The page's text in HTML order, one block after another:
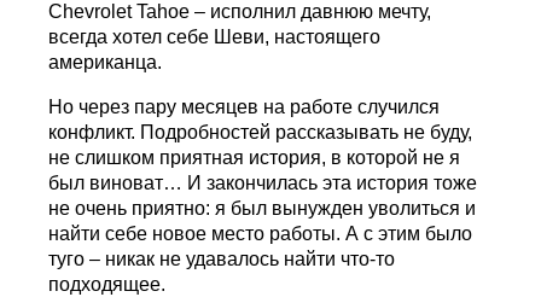
Chevrolet Tahoe – исполнил давнюю мечту,
всегда хотел себе Шеви, настоящего
американца.
Но через пару месяцев на работе случился
конфликт. Подробностей рассказывать не буду,
не слишком приятная история, в которой не я
был виноват… И закончилась эта история тоже
не очень приятно: я был вынужден уволиться и
найти себе новое место работы. А с этим было
туго – никак не удавалось найти что-то
подходящее.